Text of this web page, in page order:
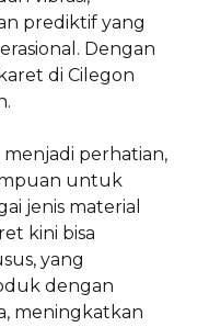
prediktif yang
Dengan
di Cilegon
perhatian,
untuk
jenis material
kini bisa
yang
dengan
meningkatkan